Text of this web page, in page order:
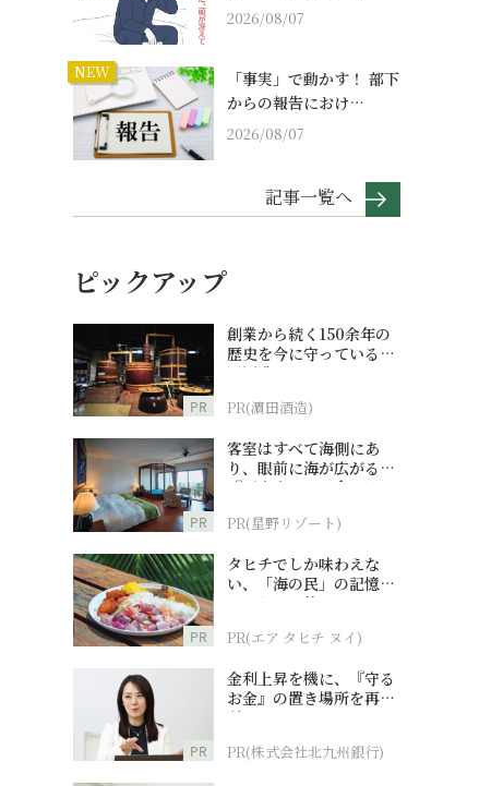
2026/08/07
NEW
「事実」で動かす！ 部下
からの報告におけ…
2026/08/07
記事一覧へ
ピックアップ
PR
創業から続く150余年の
歴史を今に守っている濵
田酒造
PR(濵田酒造)
PR
客室はすべて海側にあ
り、眼前に海が広がる
『西表島ホテル by 星野
PR(星野リゾート)
PR
タヒチでしか味わえな
い、「海の民」の記憶へ
とつながる旅
PR(エア タヒチ ヌイ)
PR
金利上昇を機に、『守る
お金』の置き場所を再検
討
PR(株式会社北九州銀行)